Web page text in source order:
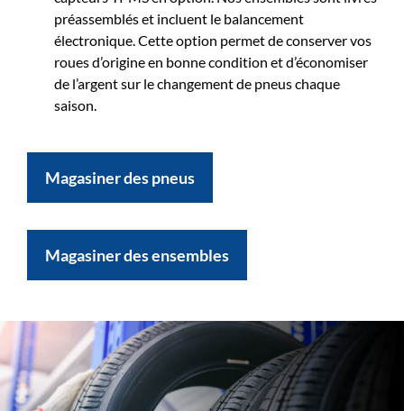
préassemblés et incluent le balancement
électronique. Cette option permet de conserver vos
roues d’origine en bonne condition et d’économiser
de l’argent sur le changement de pneus chaque
saison.
Magasiner des pneus
Magasiner des ensembles